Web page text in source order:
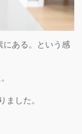
にある。という感
ました。